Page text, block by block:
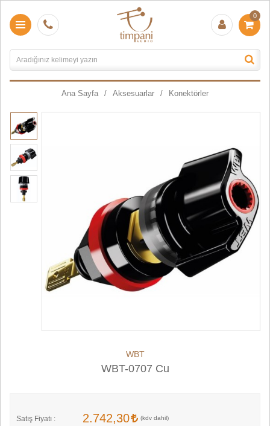
0
Ana Sayfa Aksesuarlar Konektörler
WBT
WBT-0707 Cu
Satış Fiyatı : 2.742,30